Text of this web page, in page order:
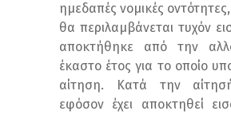
ημεδαπές νομικές
θα περιλαμβάνεται τυχόν
αποκτήθηκε από την
έκαστο έτος για το οποίο
αίτηση. Κατά την
εφόσον έχει αποκτηθεί